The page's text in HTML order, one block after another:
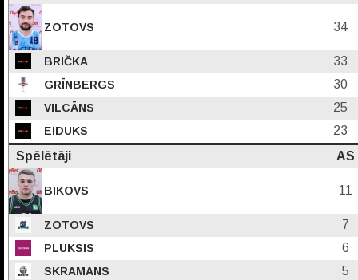
ZOTOVS 34
BRIČKA 33
GRĪNBERGS 30
VILCĀNS 25
EIDUKS
23
Spēlētāji
AS
BIKOVS 11
ZOTOVS 7
PLUKSIS 6
SKRAMANS 5